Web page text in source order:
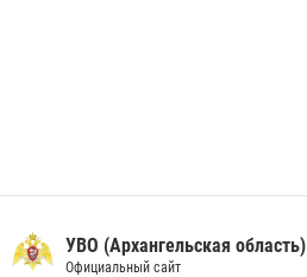
УВО (Архангельская область)
Официальный сайт